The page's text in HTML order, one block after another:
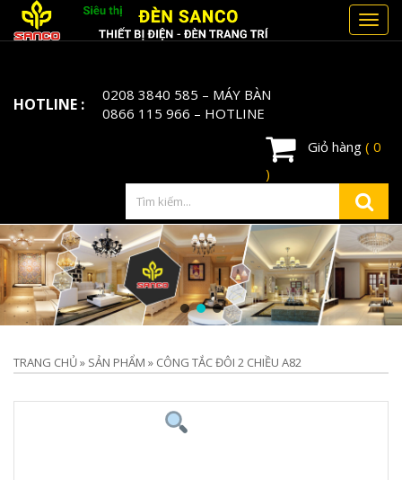
HOTLINE : 0208 3840 585 – MÁY BÀN
0866 115 966 – HOTLINE
Giỏ hàng ( 0
)
TRANG CHỦ» SẢN PHẨM » CÔNG TẮC ĐÔI 2 CHIỀU A82